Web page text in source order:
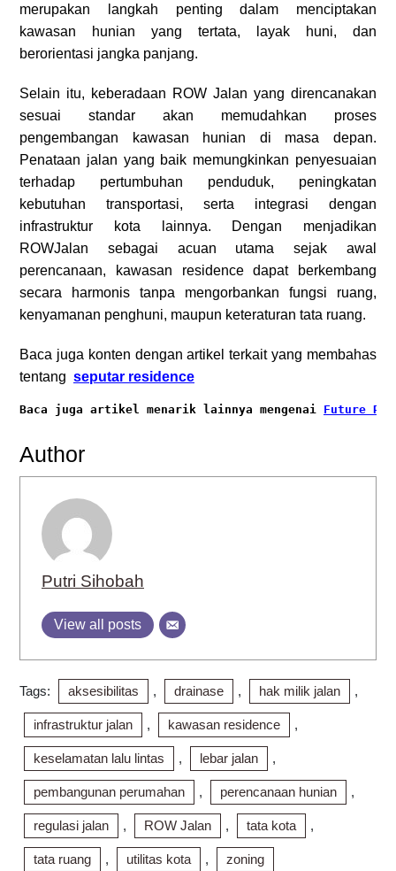
merupakan langkah penting dalam menciptakan
kawasan hunian yang tertata, layak huni, dan
berorientasi jangka panjang.
Selain itu, keberadaan ROW Jalan yang direncanakan
sesuai standar akan memudahkan proses
pengembangan kawasan hunian di masa depan.
Penataan jalan yang baik memungkinkan penyesuaian
terhadap pertumbuhan penduduk, peningkatan
kebutuhan transportasi, serta integrasi dengan
infrastruktur kota lainnya. Dengan menjadikan
ROWJalan sebagai acuan utama sejak awal
perencanaan, kawasan residence dapat berkembang
secara harmonis tanpa mengorbankan fungsi ruang,
kenyamanan penghuni, maupun keteraturan tata ruang.
Baca juga konten dengan artikel terkait yang membahas
tentang seputar residence
Baca juga artikel menarik lainnya mengenai Future
Author
Putri Sihobah
View all posts
Tags: aksesibilitas , drainase , hak milik jalan ,
infrastruktur jalan , kawasan residence ,
keselamatan lalu lintas , lebar jalan ,
pembangunan perumahan , perencanaan hunian ,
regulasi jalan , ROW Jalan , tata kota ,
tata ruang , utilitas kota , zoning